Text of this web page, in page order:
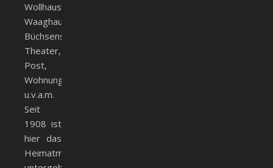
Wollhaus,
Waaghaus,
Büchsenstadel,
Theater,
Post,
Wohnungen
u.v.a.m.
Seit
1908 ist
hier das
Heimatmuseum